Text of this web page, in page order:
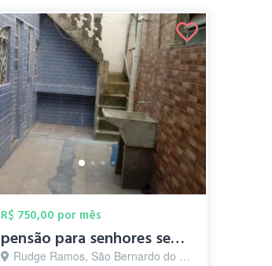
R$ 750,00 por mês
pensão para senhores sem VÍCIOS
Rudge Ramos, São Bernardo do Campo - SP